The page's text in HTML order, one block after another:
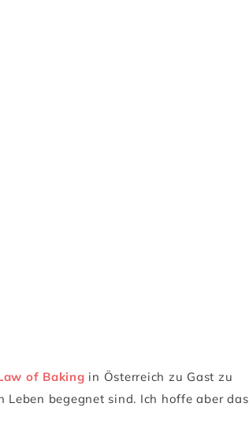
of Baking in Österreich zu Gast zu
begegnet sind. Ich hoffe aber das